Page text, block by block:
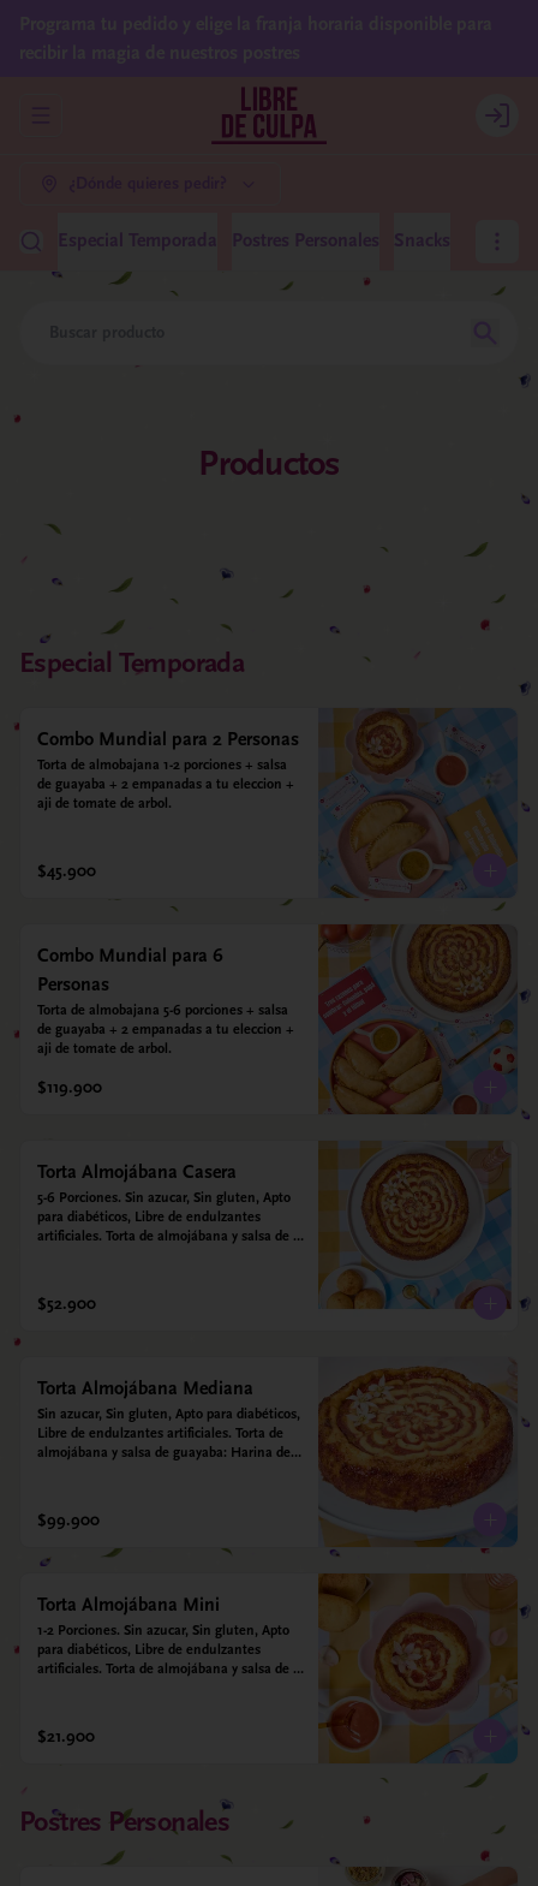
Login
Especial Temporada Postres Personales Snacks Tortas
Productos
Especial Temporada
Combo Mundial para 2 Personas
Torta de almobajana 1-2 porciones + salsa
de guayaba + 2 empanadas a tu eleccion +
aji de tomate de arbol.
$45.900
Combo Mundial para 6
Personas
Torta de almobajana 5-6 porciones + salsa
de guayaba + 2 empanadas a tu eleccion +
aji de tomate de arbol.
$119.900
Torta Almojábana Casera
5-6 Porciones. Sin azucar, Sin gluten, Apto
para diabéticos, Libre de endulzantes
artificiales. Torta de almojábana y salsa de
alulosa, leche deslactosada, leche de coco,
vainilla. Salsa de guayaba: Guayaba y
$52.900
Torta Almojábana Mediana
Sin azucar, Sin gluten, Apto para diabéticos,
Libre de endulzantes artificiales. Torta de
almojábana y salsa de guayaba: Harina de
deslactosada, leche de coco, vainilla. Salsa
de guayaba: Guayaba y alulosa.
$99.900
Torta Almojábana Mini
1-2 Porciones. Sin azucar, Sin gluten, Apto
para diabéticos, Libre de endulzantes
artificiales. Torta de almojábana y salsa de
alulosa, leche deslactosada, leche de coco,
vainilla. Salsa de guayaba: Guayaba y
$21.900
Postres Personales